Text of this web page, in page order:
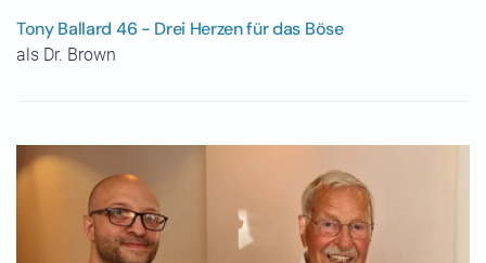
Tony Ballard 46 - Drei Herzen für das Böse
als Dr. Brown